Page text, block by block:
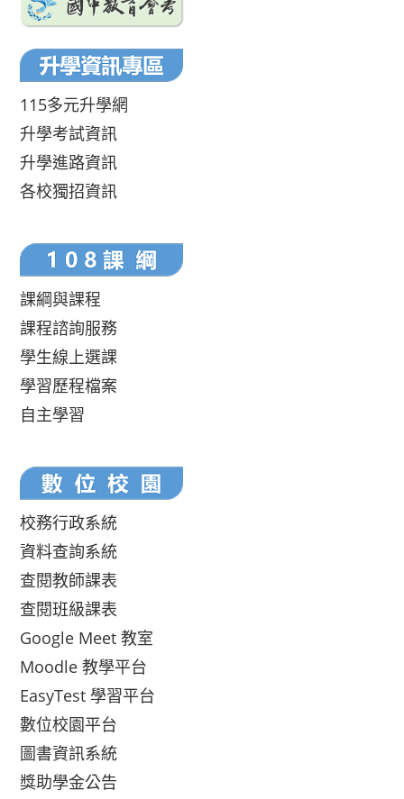
115多元升學網
升學考試資訊
升學進路資訊
各校獨招資訊
課綱與課程
課程諮詢服務
學生線上選課
學習歷程檔案
自主學習
校務行政系統
資料查詢系統
查閱教師課表
查閱班級課表
Google Meet 教室
Moodle 教學平台
EasyTest 學習平台
數位校園平台
圖書資訊系統
獎助學金公告